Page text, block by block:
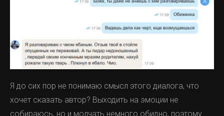
Я до сих пор не понимаю смысл этого диалога, что
хочет сказать автор? Выходить на эмоции не
собираюсь, но и молчать немного обидно, поэтому